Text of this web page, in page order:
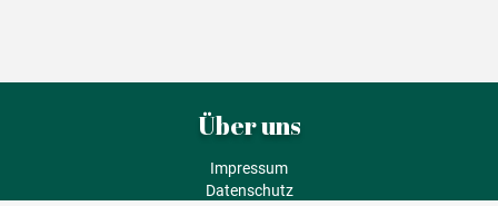
Über uns
Impressum
Datenschutz